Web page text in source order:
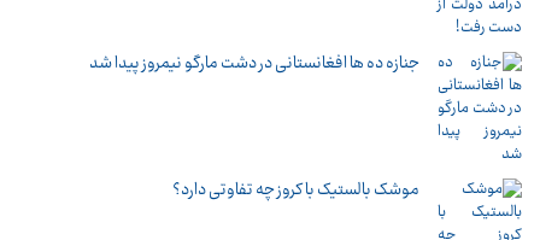
جنازه ده ها افغانستانی در دشت مارگو نیمروز پیدا شد
موشک بالستیک با کروز چه تفاوتی دارد؟